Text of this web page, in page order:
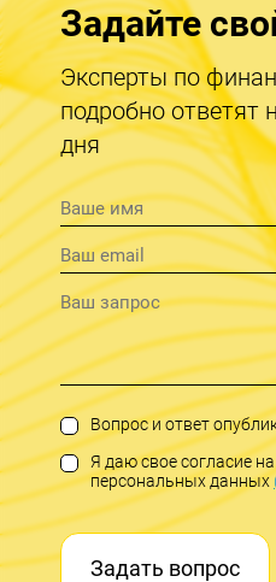
Задайте
Эксперты по
подробно ответят
дня
Вопрос и ответ
Я даю свое согласие
персональных данных
Задать вопрос